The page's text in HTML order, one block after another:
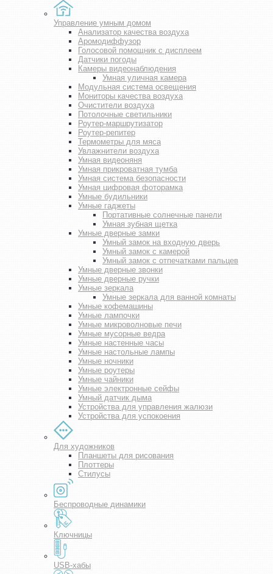
Управление умным домом
Анализатор качества воздуха
Аромодиффузор
Голосовой помощник с дисплеем
Датчики погоды
Камеры видеонаблюдения
Умная уличная камера
Модульная система освещения
Мониторы качества воздуха
Очистители воздуха
Потолочные светильники
Роутер-маршрутизатор
Роутер-репитер
Термометры для мяса
Увлажнители воздуха
Умная видеоняня
Умная прикроватная тумба
Умная система безопасности
Умная цифровая фоторамка
Умные будильники
Умные гаджеты
Портативные солнечные панели
Умная зубная щетка
Умные дверные замки
Умный замок на входную дверь
Умный замок с камерой
Умный замок с отпечатками пальцев
Умные дверные звонки
Умные дверные ручки
Умные зеркала
Умные зеркала для ванной комнаты
Умные кофемашины
Умные лампочки
Умные микроволновые печи
Умные мусорные ведра
Умные настенные часы
Умные настольные лампы
Умные ночники
Умные роутеры
Умные чайники
Умные электронные сейфы
Умный датчик дыма
Устройства для управления жалюзи
Устройства для успокоения
Для художников
Планшеты для рисования
Плоттеры
Стилусы
Беспроводные динамики
Ключницы
USB-хабы